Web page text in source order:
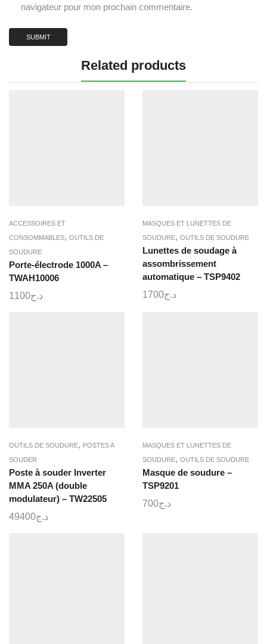
navigateur pour mon prochain commentaire.
Related products
ACCESSOIRES ET
CONSOMMABLES, OUTILS DE
SOUDURE
Porte-électrode 1000A –
TWAH10006
د.ج1100
MASQUES ET LUNETTES DE
SOUDURE, OUTILS DE SOUDURE
Lunettes de soudage à
assombrissement
automatique – TSP9402
د.ج1700
OUTILS DE SOUDURE, POSTES A
SOUDER
Poste à souder Inverter
MMA 250A (double
modulateur) – TW22505
د.ج49400
MASQUES ET LUNETTES DE
SOUDURE, OUTILS DE SOUDURE
Masque de soudure –
TSP9201
د.ج700